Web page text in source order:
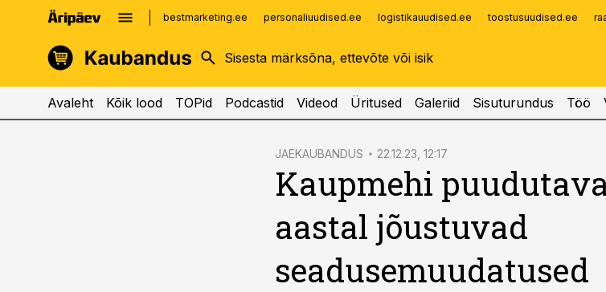
bestmarketing.ee personaliuudised.ee logistikauudised.ee toostusuudised.ee
kinnisvarauudised.ee
logistikauudised.ee
imelineajalugu.ee
Infopank
Avaleht Kõik lood TOPid Podcastid Videod Üritused Galeriid Sisuturundus Töö
JAEKAUBANDUS 22.12.23, 12:17
Kaupmehi
aastal jõustuvad
seadusemuudatused